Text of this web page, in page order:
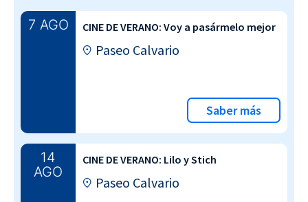
7 AGO CINE DE VERANO: Voy a pasármelo mejor
Paseo Calvario
Saber más
14
AGO
CINE DE VERANO: Lilo y Stich
Paseo Calvario